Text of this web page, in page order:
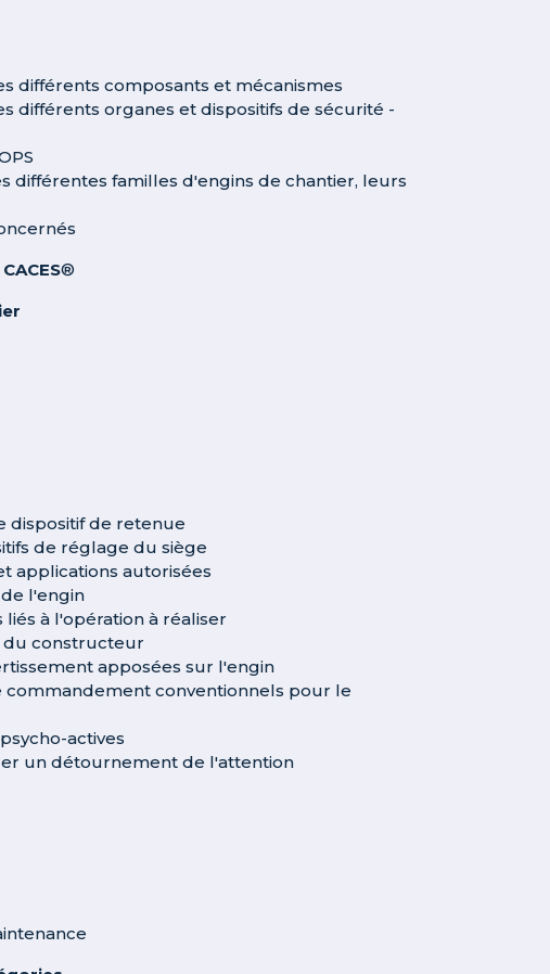
différents composants et mécanismes
différents organes et dispositifs de sécurité -
différentes familles d'engins de chantier, leurs
®
dispositif de retenue
de réglage du siège
applications autorisées
l'engin
à l'opération à réaliser
du constructeur
apposées sur l'engin
commandement conventionnels pour le
actives
un détournement de l'attention